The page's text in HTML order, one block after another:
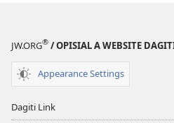
JW.ORG® / OPISIAL A WEBSITE
Appearance Settings
Dagiti Link